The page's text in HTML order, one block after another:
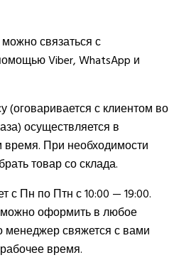
связаться с
Viber, WhatsApp и
(оговаривается с клиентом во
осуществляется в
время. При необходимости
товар со склада.
с Пн по Птн с 10:00 — 19:00.
оформить в любое
менеджер свяжется с вами
время.